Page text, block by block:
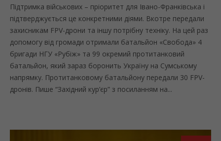
Підтримка військових – пріоритет для Івано-Франківська і
підтверджується це конкретними діями. Вкотре передали
захисникам FPV-дрони та іншу потрібну техніку. На цей раз
допомогу від громади отримали батальйон «Свобода» 4
бригади НГУ «Рубіж» та 99 окремий протитанковий
батальйон, який зараз боронить Україну на Сумському
напрямку. Протитанковому батальйону передали 30 FPV-
дронів. Пише “Західний кур’єр” з посиланням на...